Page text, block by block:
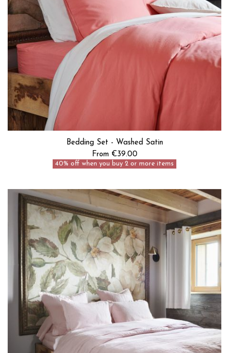
Bedding Set - Washed Satin
From €39.00
40% off when you buy 2 or more items